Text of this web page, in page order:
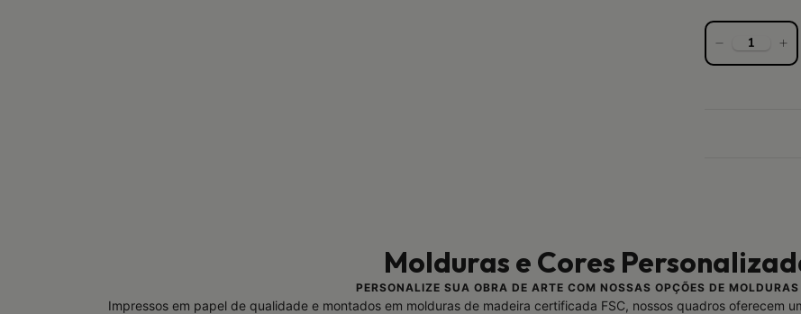
Molduras e Cores
PERSONALIZE SUA OBRA DE ARTE COM NOSSAS OPÇÕES DE MOLDURAS
Impressos em papel de qualidade e montados em molduras de madeira certificada FSC, nossos quadros oferecem